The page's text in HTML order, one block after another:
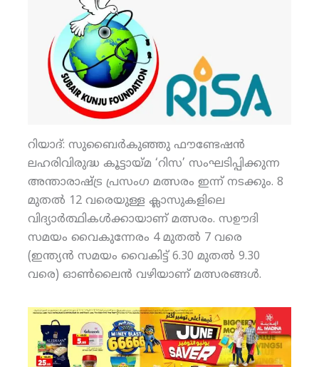
റിയാദ്: സുബൈര്‍കുഞ്ഞു ഫൗണ്ടേഷന്‍
ലഹരിവിരുദ്ധ കൂട്ടായ്മ ‘റിസ’ സംഘടിപ്പിക്കുന്ന
അന്താരാഷ്ട്ര പ്രസംഗ മത്സരം ഇന്ന് നടക്കും. 8
മുതല്‍ 12 വരെയുള്ള ക്ലാസുകളിലെ
വിദ്യാര്‍ത്ഥികള്‍ക്കായാണ് മത്സരം. സഊദി
സമയം വൈകുന്നേരം 4 മുതല്‍ 7 വരെ
(ഇന്ത്യന്‍ സമയം വൈകിട്ട് 6.30 മുതല്‍ 9.30
വരെ) ഓണ്‍ലൈന്‍ വഴിയാണ് മത്സരങ്ങള്‍.